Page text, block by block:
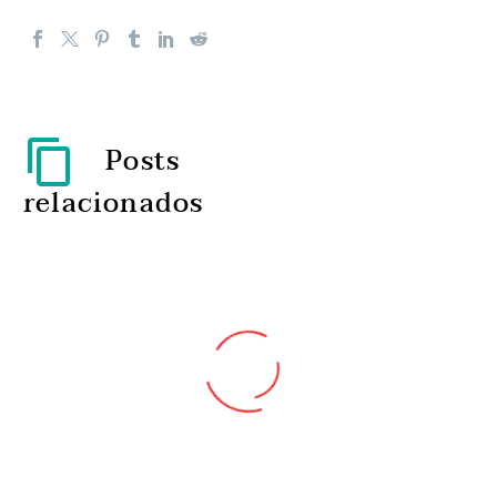
Posts
relacionados